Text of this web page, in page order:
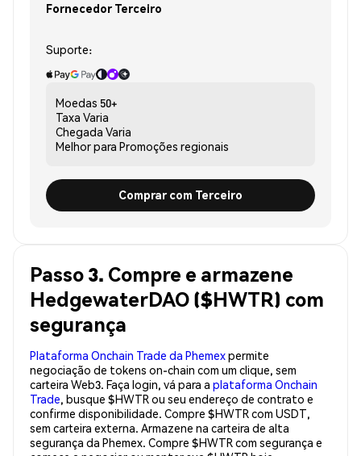
Fornecedor Terceiro
Suporte:
Moedas 50+
Taxa Varia
Chegada Varia
Melhor para Promoções regionais
Comprar com Terceiro
Passo 3. Compre e armazene
HedgewaterDAO ($HWTR) com
segurança
Plataforma Onchain Trade da Phemexpermite
negociação de tokens on-chain com um clique, sem
carteira Web3. Faça login, vá para a plataforma Onchain
Trade, busque $HWTR ou seu endereço de contrato e
confirme disponibilidade. Compre $HWTR com USDT,
sem carteira externa. Armazene na carteira de alta
segurança da Phemex. Compre $HWTR com segurança e